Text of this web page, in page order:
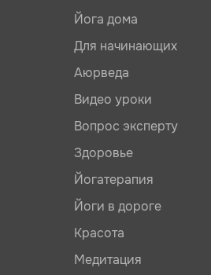
Йога дома
Для начинающих
Аюрведа
Видео уроки
Вопрос эксперту
Здоровье
Йогатерапия
Йоги в дороге
Красота
Медитация